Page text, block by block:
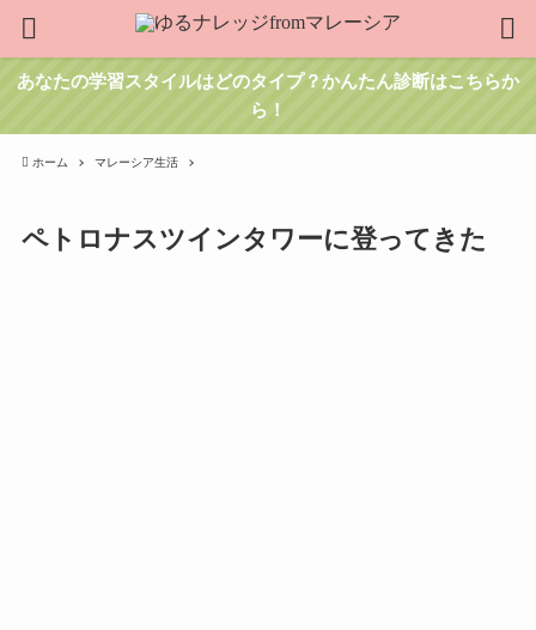
あなたの学習スタイルはどのタイプ？かんたん診断はこちらか
ら！
ホーム マレーシア生活
ペトロナスツインタワーに登ってきた